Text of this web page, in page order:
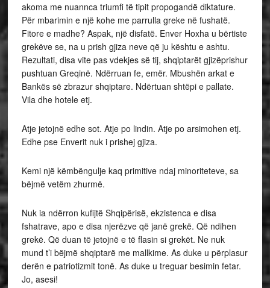
akoma me nuannca triumfi të tipit propogandë diktature.
Për mbarimin e një kohe me parrulla greke në fushatë.
Fitore e madhe? Aspak, një disfatë. Enver Hoxha u bërtiste
grekëve se, na u prish gjiza neve që ju kështu e ashtu.
Rezultati, disa vite pas vdekjes së tij, shqiptarët gjizëprishur
pushtuan Greqinë. Ndërruan fe, emër. Mbushën arkat e
Bankës së zbrazur shqiptare. Ndërtuan shtëpi e pallate.
Vila dhe hotele etj.
Atje jetojnë edhe sot. Atje po lindin. Atje po arsimohen etj.
Edhe pse Enverit nuk i prishej gjiza.
Kemi një këmbëngulje kaq primitive ndaj minoriteteve, sa
bëjmë vetëm zhurmë.
Nuk ia ndërron kufijtë Shqipërisë, ekzistenca e disa
fshatrave, apo e disa njerëzve që janë grekë. Që ndihen
grekë. Që duan të jetojnë e të flasin si grekët. Ne nuk
mund t’i bëjmë shqiptarë me mallkime. As duke u përplasur
derën e patriotizmit tonë. As duke u treguar besimin fetar.
Jo, asesi!